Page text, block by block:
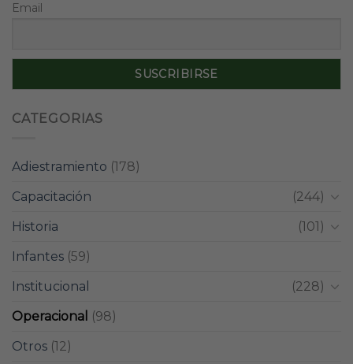
Email
CATEGORIAS
Adiestramiento (178)
Capacitación
(244)
Historia
(101)
Infantes (59)
Institucional
(228)
Operacional (98)
Otros (12)